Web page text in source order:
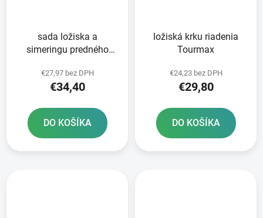
sada ložiska a
simeringu predného
€27,97 bez DPH
€34,40
DO KOŠÍKA
ložiská krku riadenia
Tourmax
€24,23 bez DPH
€29,80
DO KOŠÍKA